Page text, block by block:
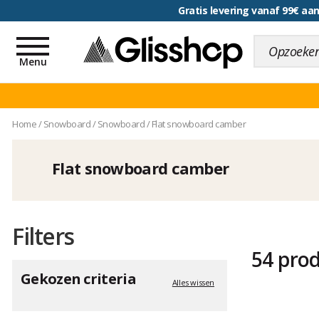
Gratis levering vanaf 99€
voor een 100 dagen
Toggle
navigation
Menu
Home/ Snowboard/Snowboard/Flat snowboard camber
Flat snowboard camber
Filters
Gekozen criteria Alles wissen
54